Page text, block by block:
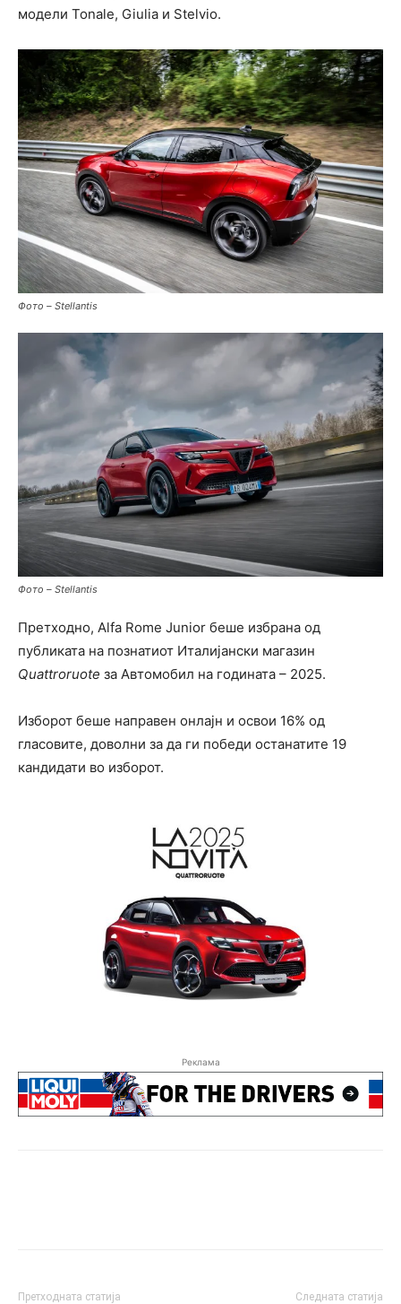
модели Tonale, Giulia и Stelvio.
Фото – Stellantis
Фото – Stellantis
Претходно, Alfa Rome Junior беше избрана од
публиката на познатиот Италијански магазин
Quattroruote за Автомобил на годината – 2025.
Изборот беше направен онлајн и освои 16% од
гласовите, доволни за да ги победи останатите 19
кандидати во изборот.
Реклама
Претходната статија Следната статија